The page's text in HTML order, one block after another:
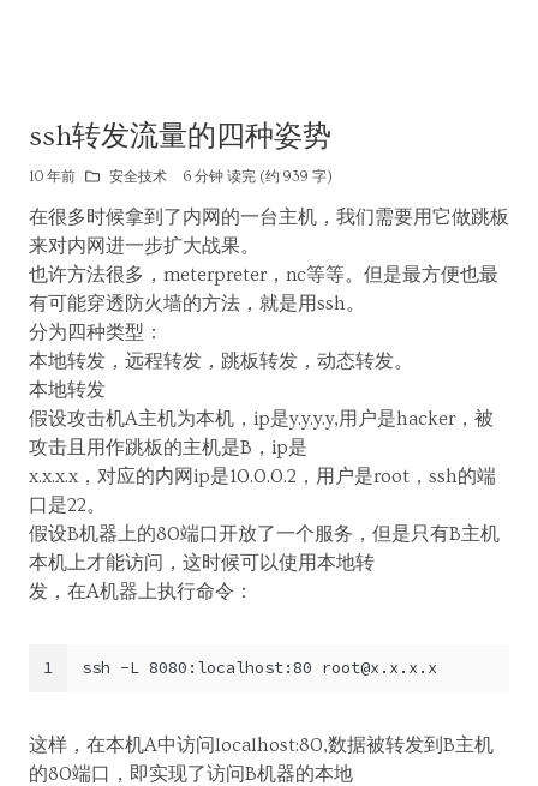
ssh转发流量的四种姿势
10 年前 安全技术 6 分钟 读完 (约 939 字)
在很多时候拿到了内网的一台主机，我们需要用它做跳板
来对内网进一步扩大战果。
也许方法很多，meterpreter，nc等等。但是最方便也最
有可能穿透防火墙的方法，就是用ssh。
分为四种类型：
本地转发，远程转发，跳板转发，动态转发。
本地转发
假设攻击机A主机为本机，ip是y.y.y.y,用户是hacker，被
攻击且用作跳板的主机是B，ip是
x.x.x.x，对应的内网ip是10.0.0.2，用户是root，ssh的端
口是22。
假设B机器上的80端口开放了一个服务，但是只有B主机
本机上才能访问，这时候可以使用本地转
发，在A机器上执行命令：
1 ssh -L 8080:localhost:80 root@x.x.x.x
这样，在本机A中访问localhost:80,数据被转发到B主机
的80端口，即实现了访问B机器的本地